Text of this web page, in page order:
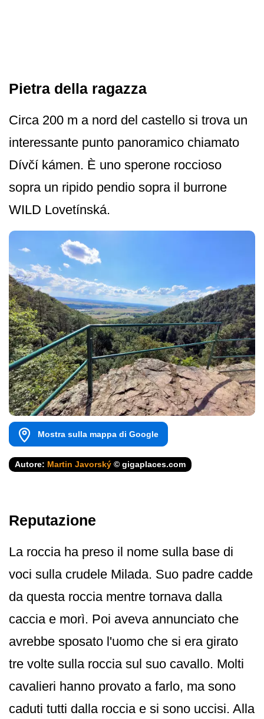
Pietra della ragazza
Circa 200 m a nord del castello si trova un
interessante punto panoramico chiamato
Dívčí kámen. È uno sperone roccioso
sopra un ripido pendio sopra il burrone
WILD Lovetínská.
Mostra sulla mappa di Google
Autore: Martin Javorský © gigaplaces.com
Reputazione
La roccia ha preso il nome sulla base di
voci sulla crudele Milada. Suo padre cadde
da questa roccia mentre tornava dalla
caccia e morì. Poi aveva annunciato che
avrebbe sposato l'uomo che si era girato
tre volte sulla roccia sul suo cavallo. Molti
cavalieri hanno provato a farlo, ma sono
caduti tutti dalla roccia e si sono uccisi. Alla